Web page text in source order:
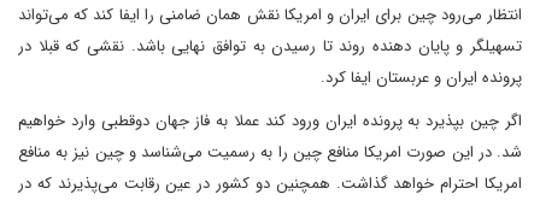
انتظار می‌رود چین برای ایران و امریکا نقش همان ضامنی را ایفا کند که می‌تواند
تسهیلگر و پایان دهنده روند تا رسیدن به توافق نهایی باشد. نقشی که قبلا در
پرونده ایران و عربستان ایفا کرد.
اگر چین بپذیرد به پرونده ایران ورود کند عملا به فاز جهان دوقطبی وارد خواهیم
شد. در این صورت امریکا منافع چین را به رسمیت می‌شناسد و چین نیز به منافع
امریکا احترام خواهد گذاشت. همچنین دو کشور در عین رقابت می‌پذیرند که در